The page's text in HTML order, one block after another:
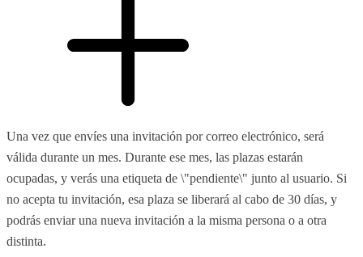
Una vez que envíes una invitación por correo electrónico, será
válida durante un mes. Durante ese mes, las plazas estarán
ocupadas, y verás una etiqueta de \"pendiente\" junto al usuario. Si
no acepta tu invitación, esa plaza se liberará al cabo de 30 días, y
podrás enviar una nueva invitación a la misma persona o a otra
distinta.